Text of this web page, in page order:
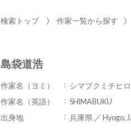
検索トップ 作家一覧から探す
島袋道浩
作家名（ヨミ）
シマブクミチヒロ
作家名（英語）
SHIMABUKU
出身地
兵庫県 ／ Hyogo,